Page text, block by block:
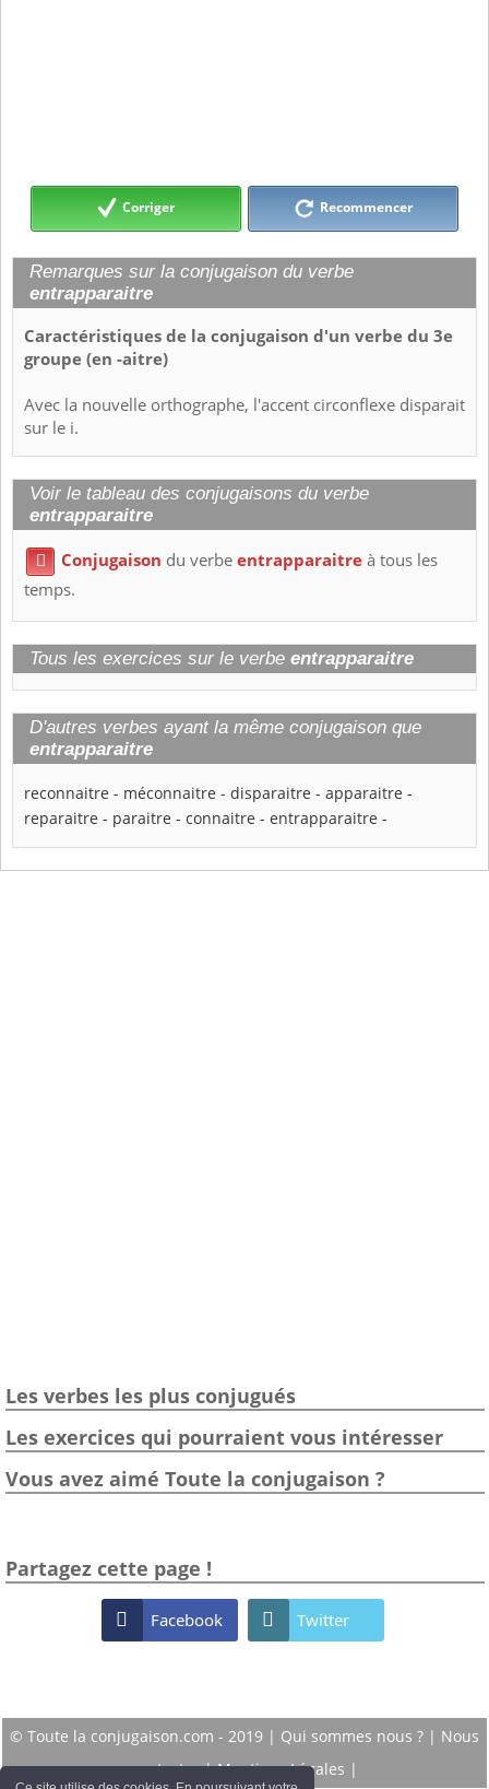
Corriger Recommencer
Remarques sur la conjugaison du verbe
entrapparaitre
Caractéristiques de la conjugaison d'un verbe du 3e
groupe (en -aitre)
Avec la nouvelle orthographe, l'accent circonflexe disparait
sur le i.
Voir le tableau des conjugaisons du verbe
entrapparaitre
 Conjugaison du verbeentrapparaitreà tous les
temps.
Tous les exercices sur le verbe entrapparaitre
D'autres verbes ayant la même conjugaison que
entrapparaitre
reconnaitre - méconnaitre - disparaitre - apparaitre -
reparaitre - paraitre - connaitre - entrapparaitre -
Les verbes les plus conjugués
Les exercices qui pourraient vous intéresser
Vous avez aimé Toute la conjugaison ?
Partagez cette page !
 Facebook  Twitter
© Toute la conjugaison.com - 2019 | Qui sommes nous ? | Nous
contacter|Mentions Légales |